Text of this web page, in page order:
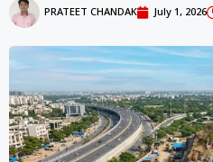
PRATEET CHANDAK July 1, 2026